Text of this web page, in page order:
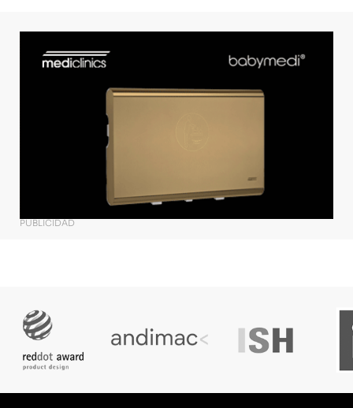
PUBLICIDAD